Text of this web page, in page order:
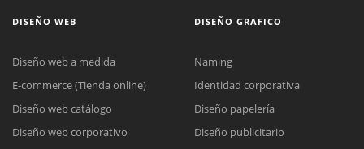
DISEÑO WEB
Diseño web a medida
E-commerce (Tienda online)
Diseño web catálogo
Diseño web corporativo
DISEÑO GRAFICO
Naming
Identidad corporativa
Diseño papelería
Diseño publicitario